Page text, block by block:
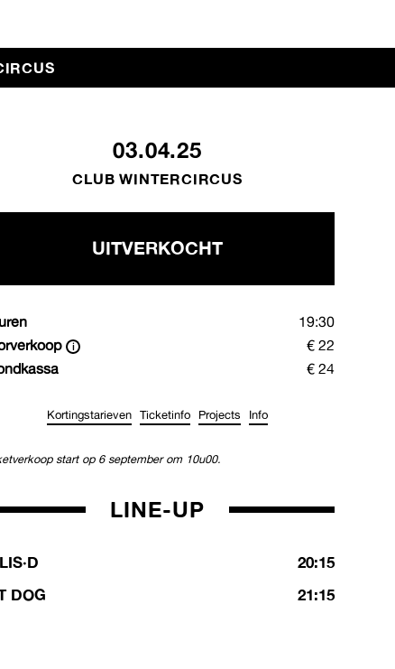
03.04.25
CLUB WINTERCIRCUS
UITVERKOCHT
19:30
€ 22
€ 24
Kortingstarieven Ticketinfo Projects Info
start op 6 september om 10u00.
LINE-UP
20:15
DOG
21:15